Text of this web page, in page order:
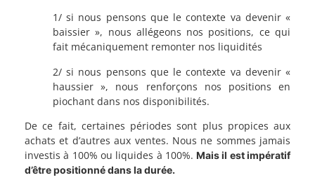
1/ si nous pensons que le contexte va devenir «
baissier », nous allégeons nos positions, ce qui
fait mécaniquement remonter nos liquidités
2/ si nous pensons que le contexte va devenir «
haussier », nous renforçons nos positions en
piochant dans nos disponibilités.
De ce fait, certaines périodes sont plus propices aux
achats et d’autres aux ventes. Nous ne sommes jamais
investis à 100% ou liquides à 100%.Mais il est impératif
d’être positionné dans la durée.